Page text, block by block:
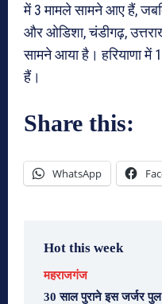
में 3 मामले सामने आए हैं,
और ओडिशा, चंडीगढ़,
सामने आया है। हरियाणा में
हैं।
Share this:
WhatsApp
Hot this week
महराजगंज
30 साल पुराने इस जर्जर पुल